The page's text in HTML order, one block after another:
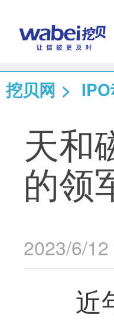
挖贝网 >
天和
的领
2023/6/
近